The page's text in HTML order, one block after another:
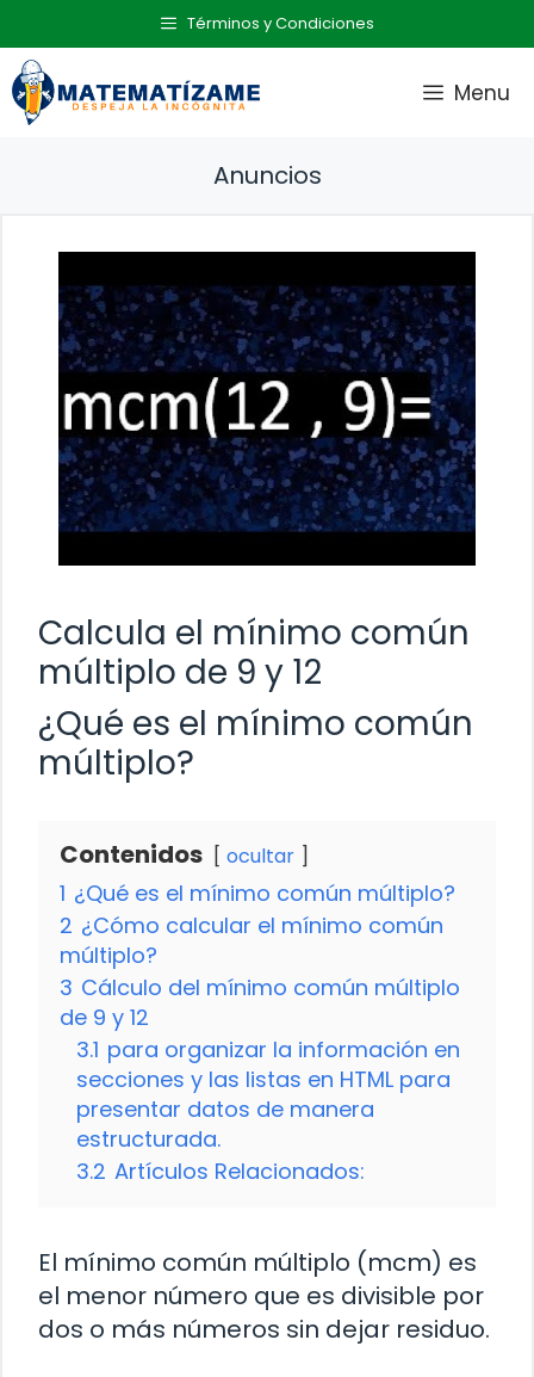
al
contenido
Términos y Condiciones
Menu
Anuncios
Calcula el mínimo común
múltiplo de 9 y 12
¿Qué es el mínimo común
múltiplo?
Contenidos ocultar
1 ¿Qué es el mínimo común múltiplo?
2 ¿Cómo calcular el mínimo común
múltiplo?
3 Cálculo del mínimo común múltiplo
de 9 y 12
3.1 para organizar la información en
secciones y las listas en HTML para
presentar datos de manera
estructurada.
3.2 Artículos Relacionados:
El mínimo común múltiplo (mcm) es
el menor número que es divisible por
dos o más números sin dejar residuo.